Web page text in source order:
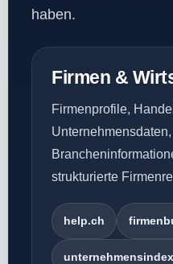
haben.
Firmen &
Firmenprofile,
Unternehmensdaten,
strukturierte
help.ch